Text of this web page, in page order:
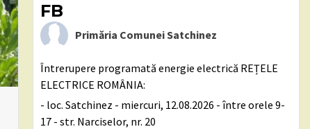
FB
Primăria Comunei Satchinez
Întrerupere programată energie electrică REȚELE
ELECTRICE ROMÂNIA:
- loc. Satchinez - miercuri, 12.08.2026 - între orele 9-
17 - str. Narciselor, nr. 20